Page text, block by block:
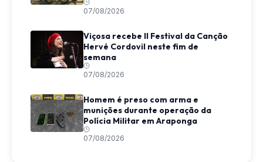
07/08/2026
Viçosa recebe II Festival da Canção
Hervé Cordovil neste fim de
semana
07/08/2026
Homem é preso com arma e
munições durante operação da
Polícia Militar em Araponga
07/08/2026